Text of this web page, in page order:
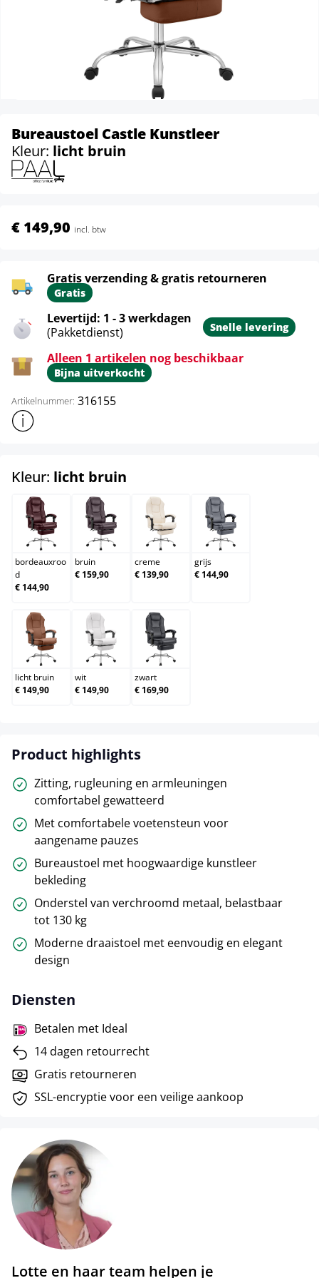
Bureaustoel Castle Kunstleer
Kleur: licht bruin
€ 149,90 incl. btw
Gratis verzending & gratis retourneren
Gratis
Levertijd: 1 - 3 werkdagen
(Pakketdienst)
Snelle levering
Alleen 1 artikelen nog beschikbaar
Bijna uitverkocht
Artikelnummer: 316155
Toon meer productinformatie
Kleur: licht bruin
bordeauxrood
bordeauxroo
d
€ 144,90
bruin
bruin
€ 159,90
creme
creme
€ 139,90
grijs
grijs
€ 144,90
licht bruin
licht bruin
€ 149,90
wit
wit
€ 149,90
zwart
zwart
€ 169,90
Product highlights
Zitting, rugleuning en armleuningen
comfortabel gewatteerd
Met comfortabele voetensteun voor
aangename pauzes
Bureaustoel met hoogwaardige kunstleer
bekleding
Onderstel van verchroomd metaal, belastbaar
tot 130 kg
Moderne draaistoel met eenvoudig en elegant
design
Diensten
Betalen met Ideal
14 dagen retourrecht
Gratis retourneren
SSL-encryptie voor een veilige aankoop
Lotte en haar team helpen je